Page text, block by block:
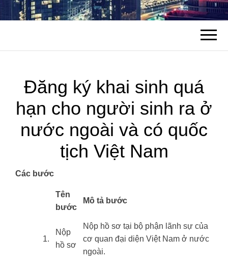
Đăng ký khai sinh quá
hạn cho người sinh ra ở
nước ngoài và có quốc
tịch Việt Nam
Các bước
​Tên
bước
Mô tả bước
​1.
​​Nộp
hồ sơ
​Nộp hồ sơ tại bộ phận lãnh sự của
cơ quan đại diện Việt Nam ở nước
ngoài.